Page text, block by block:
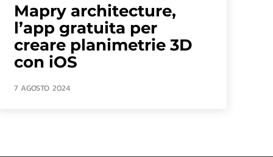
Mapry architecture,
l’app gratuita per
creare planimetrie 3D
con iOS
7 AGOSTO 2024